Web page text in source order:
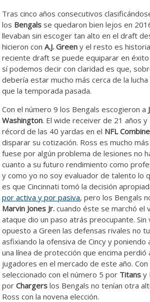
Tras cinco años consecutivos
los Bengals se quedaron bien lejos en
llevaban sin escoger tan alto en el draft
hicieron conA.J. Green y el resto es
reciente draft se puede equiparar en
sí podemos decir con claridad es que,
debería estar mucho más cerca de la
que la temporada pasada.
Con el número 9 los Bengals escogieron a
Washington. El wide receiver de 21 años
récord de las 40 yardas en el NFL Combine
disparar su cotización. Ross es mucho
fuese por algún problema de lesiones no
cuanto a su futuro rendimiento como
y como yo no soy evaluador de talento lo
es que Cincinnati tomó la decisión
por activa y por pasiva, pero los Bengals
Marvin Jones Jr. cuando éste se marchó el
ataque dio un paso atrás preocupante. Sin
opuesto a Green las defensas rivales no
asfixiando la ofensiva de Cincy y poniendo
una línea de protección que encima
jugadores en el mercado de este año. Con
seleccionado con el número 5 por Titans y
porChargers los Bengals no tenían otra
Ross con la novena elección.